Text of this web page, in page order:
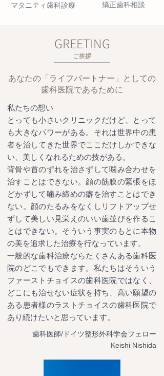
マタニティ歯科診療 矯正歯科相談
GREETING
ご挨拶
あなたの「ライフパートナー」としての
歯科医院であるために
私たちの想い
とっても小さいクリニックだけど、とって
も大きなパワーがある。それは世界中の患
者を治してきた世界でここだけしかできな
い、美しくなれるための技がある。
背骨や首のずれを治さずして噛み合わせを
治すことはできない。顔の筋膜の緊張をほ
どかずして噛み締めの癖を治すことはでき
ない。顔のたるみをなくしリフトアップせ
ずして美しい見栄えのいい歯並びを作るこ
とはできない。そういう事実のもとに本物
の美を追求した治療を行なっています。
一般的な歯科治療ならたくさんある歯科医
院のどこでもできます。私たちはそういう
ファーストチョイスの歯科医院ではなく、
どこにも治せない症状を持ち、高い願望の
ある患者様のラストチョイスの歯科医院で
あり続けたいと思っています。
歯科医師/ドイツ整形外科学会フェロー
Keishi Nishida